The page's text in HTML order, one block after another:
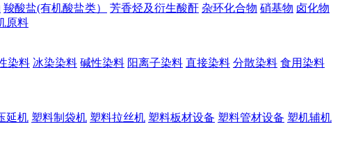
羧酸盐(有机酸盐类） 芳香烃及衍生酸酐 杂环化合物 硝基物 卤化物
原料
染料 冰染染料 碱性染料 阳离子染料 直接染料 分散染料 食用染料
延机 塑料制袋机 塑料拉丝机 塑料板材设备 塑料管材设备 塑机辅机